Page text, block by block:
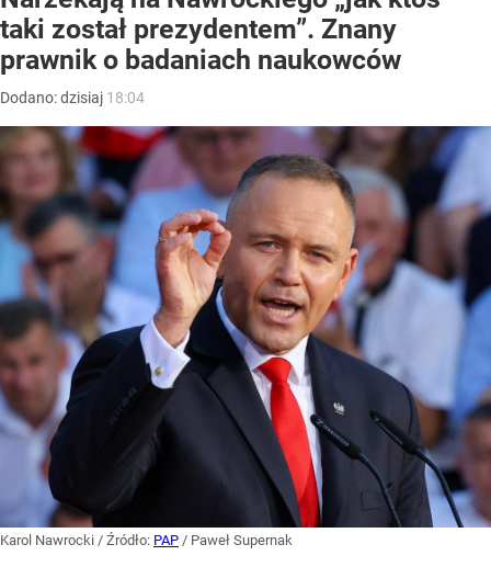
taki został prezydentem”. Znany
prawnik o badaniach naukowców
Dodano:dzisiaj 18:04
Karol Nawrocki / Źródło: PAP / Paweł Supernak